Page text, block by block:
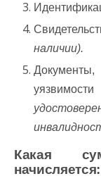
наличии).
Какая
начисляется: